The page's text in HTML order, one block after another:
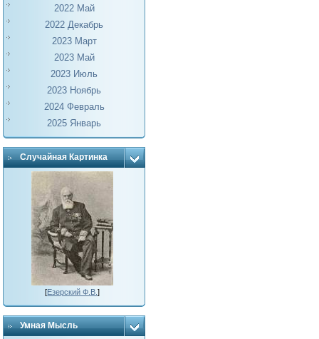
2022 Май
2022 Декабрь
2023 Март
2023 Май
2023 Июль
2023 Ноябрь
2024 Февраль
2025 Январь
Случайная Картинка
[Езерский Ф.В.]
Умная Мысль